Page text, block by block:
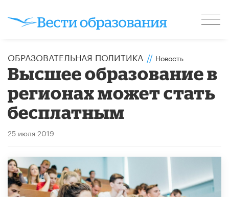
ОБРАЗОВАТЕЛЬНАЯ ПОЛИТИКА // Новость
Высшее образование в
регионах может стать
бесплатным
25 июля 2019